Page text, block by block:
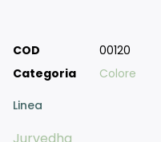
COD
00120
Categoria
Colore
Linea